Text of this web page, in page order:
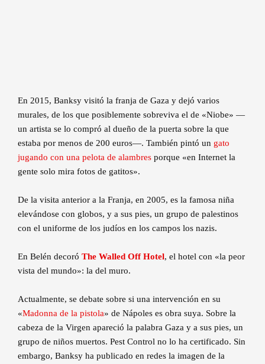
En 2015, Banksy visitó la franja de Gaza y dejó varios
murales, de los que posiblemente sobreviva el de «Niobe» —
un artista se lo compró al dueño de la puerta sobre la que
estaba por menos de 200 euros—. También pintó un gato
jugando con una pelota de alambres porque «en Internet la
gente solo mira fotos de gatitos».
De la visita anterior a la Franja, en 2005, es la famosa niña
elevándose con globos, y a sus pies, un grupo de palestinos
con el uniforme de los judíos en los campos los nazis.
En Belén decoró The Walled Off Hotel, el hotel con «la peor
vista del mundo»: la del muro.
Actualmente, se debate sobre si una intervención en su
«Madonna de la pistola» de Nápoles es obra suya. Sobre la
cabeza de la Virgen apareció la palabra Gaza y a sus pies, un
grupo de niños muertos. Pest Control no lo ha certificado. Sin
embargo, Banksy ha publicado en redes la imagen de la